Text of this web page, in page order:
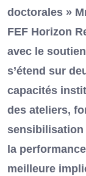
doctorales »
FEF Horizon
avec le
s’étend sur
capacités
des ateliers,
sensibilisation
la
meilleure